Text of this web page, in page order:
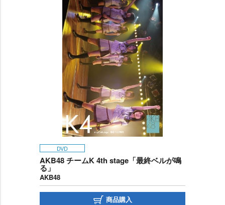
t
e
DVD
AKB48 チームK 4th stage「最終ベルが鳴
る」
AKB48
商品購入